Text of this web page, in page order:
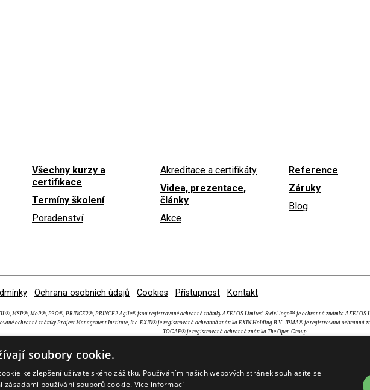
Všechny kurzy a
certifikace
Termíny školení
Poradenství
Akreditace a certifikáty
Videa, prezentace,
články
Akce
Reference
Záruky
Blog
Ochrana osobních údajů Cookies Přístupnost Kontakt
MSP®, MoP®, P3O®, PRINCE2®, PRINCE2 Agile® jsou registrované ochranné známky AXELOS Limited. Swirl logo™ je ochranná známka
ochranné známky Project Management Institute, Inc. EXIN® je registrovaná ochranná známka EXIN Holding B.V.. IPMA® je registrovaná ochranná
TOGAF® je registrovaná ochranná známka The Open Group.
soubory cookie.
ke zlepšení uživatelského zážitku. Používáním našich webových stránek souhlasíte se
zásadami používání souborů cookie. Více informací